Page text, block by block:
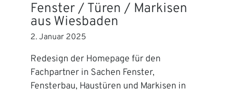
Fenster / Türen / Markisen
aus Wiesbaden
2. Januar 2025
Redesign der Homepage für den
Fachpartner in Sachen Fenster,
Fensterbau, Haustüren und Markisen in